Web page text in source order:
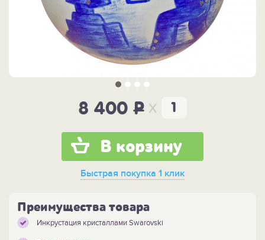
8 400P x
В корзину
Быстрая покупка 1 клик
Преимущества товара
Инкрустация кристаллами Swarovski